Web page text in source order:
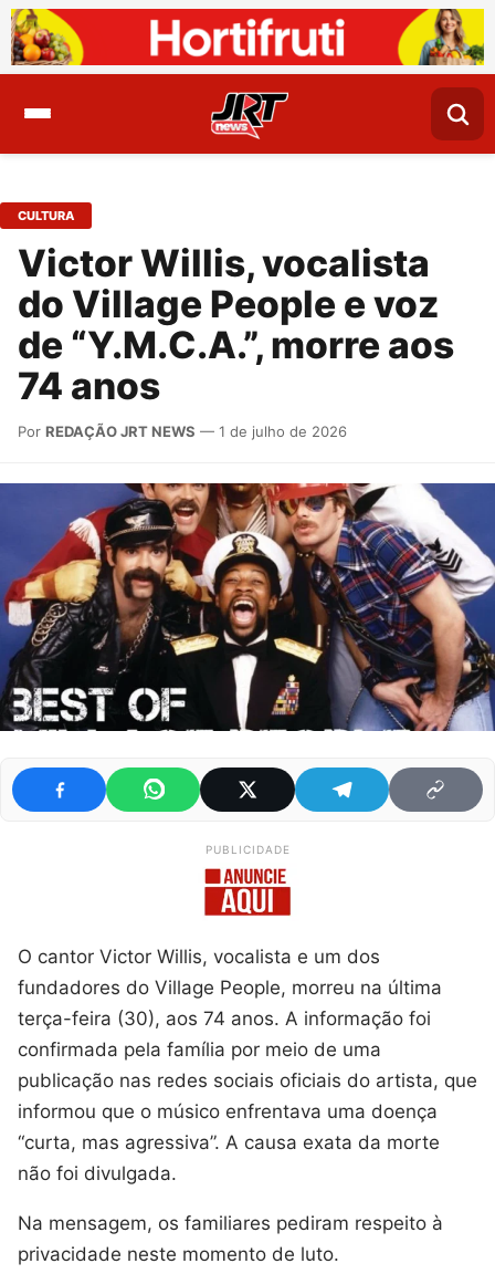
CULTURA
Victor Willis, vocalista
do Village People e voz
de “Y.M.C.A.”, morre aos
74 anos
Por REDAÇÃO JRT NEWS — 1 de julho de 2026
PUBLICIDADE
O cantor Victor Willis, vocalista e um dos
fundadores do Village People, morreu na última
terça-feira (30), aos 74 anos. A informação foi
confirmada pela família por meio de uma
publicação nas redes sociais oficiais do artista, que
informou que o músico enfrentava uma doença
“curta, mas agressiva”. A causa exata da morte
não foi divulgada.
Na mensagem, os familiares pediram respeito à
privacidade neste momento de luto.